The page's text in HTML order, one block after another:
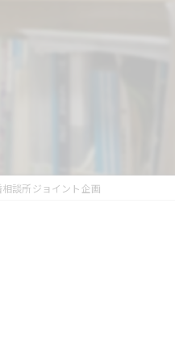
談所ジョイント企画